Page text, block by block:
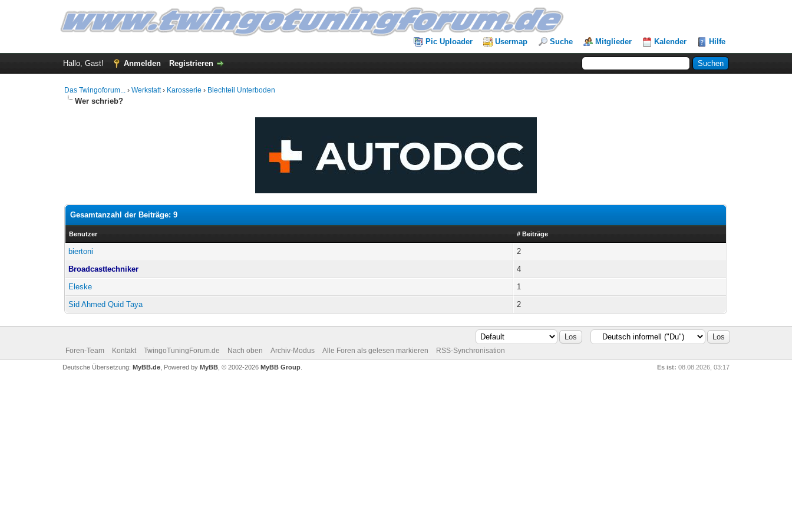
Pic Uploader Usermap Suche Mitglieder Kalender Hilfe
Hallo, Gast! Anmelden Registrieren
Das Twingoforum... ›Werkstatt› Karosserie › Blechteil Unterboden
Wer schrieb?
Gesamtanzahl der Beiträge: 9
Benutzer # Beiträge
biertoni
2
Broadcasttechniker
4
Eleske
1
Sid Ahmed Quid Taya
2
Foren-Team Kontakt TwingoTuningForum.de Nach oben Archiv-Modus Alle Foren als gelesen markieren RSS-Synchronisation
Es ist: 08.08.2026, 03:17
Deutsche Übersetzung: MyBB.de, Powered by MyBB, © 2002-2026 MyBB Group.